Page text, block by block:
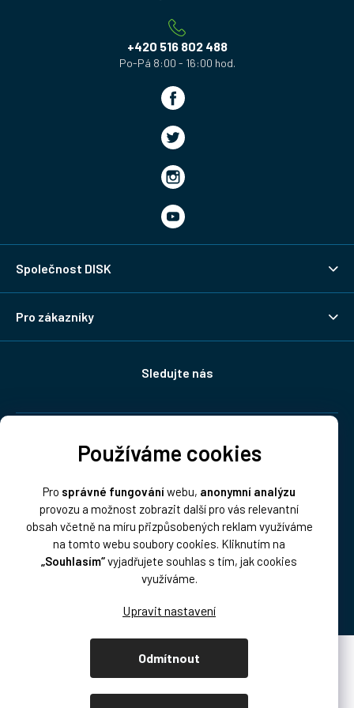
Používáme cookies
Pro správné fungováníwebu, anonymní analýzu
provozu a možnost zobrazit další pro vás relevantní
obsah včetně na míru přizpůsobených reklam využíváme
na tomto webu soubory cookies. Kliknutím na
„Souhlasím“vyjadřujete souhlas s tím, jak cookies
využíváme.
Odmítnout
+420 516 802 488
Společnost DISK
Pro zákazníky
Sledujte nás
Platba:
Vytvořil Shoptet Premium
Copyright 2026 . Všechna práva vyhrazena.